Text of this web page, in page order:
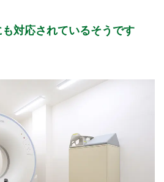
対応されているそうです